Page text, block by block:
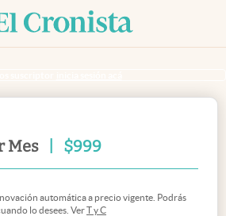
Mes $999
automática a precio vigente. Podrás
lo desees. VerT y C